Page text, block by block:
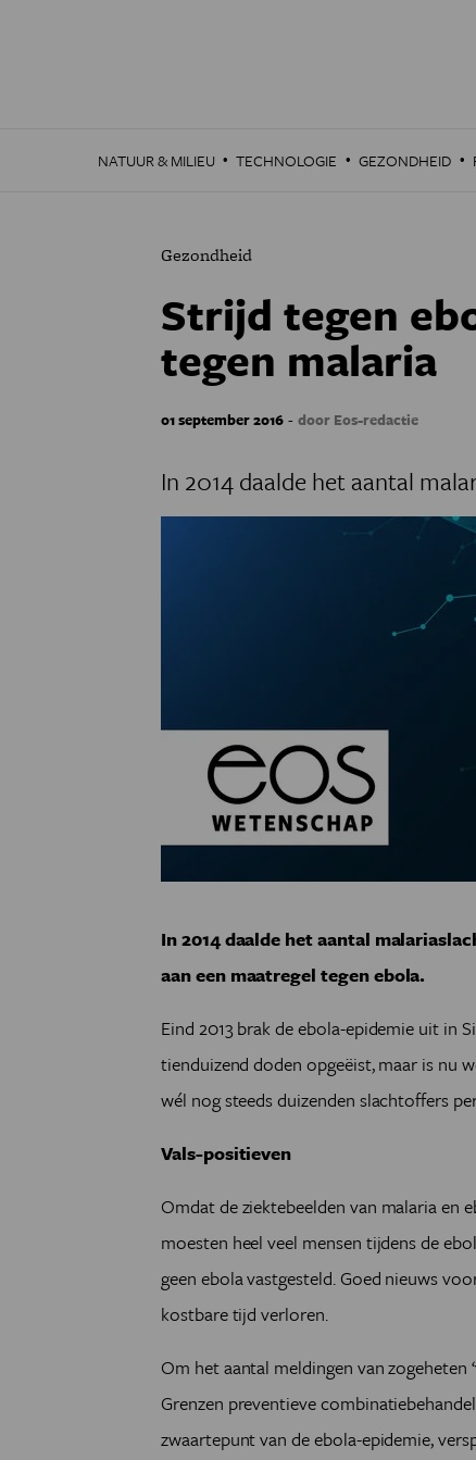
NATUUR & MILIEU · TECHNOLOGIE · GEZONDHEID ·
Gezondheid
Strijd tegen
tegen malaria
01 september 2016 - door Eos-redactie
In 2014 daalde het aantal
In 2014 daalde het aantal
aan een maatregel tegen ebola.
Eind 2013 brak de ebola-epidemie uit in
tienduizend doden opgeëist, maar is nu
wél nog steeds duizenden slachtoffers
Vals-positieven
Omdat de ziektebeelden van malaria en
moesten heel veel mensen tijdens de
geen ebola vastgesteld. Goed nieuws
kostbare tijd verloren.
Om het aantal meldingen van zogeheten
Grenzen preventieve
zwaartepunt van de ebola-epidemie,